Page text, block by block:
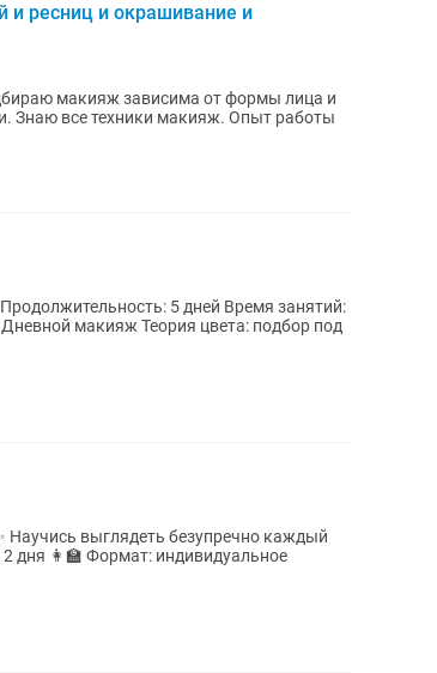
и ресниц и окрашивание и
макияж зависима от формы лица и
Знаю все техники макияж. Опыт работы
5 дней Время занятий:
макияж Теория цвета: подбор под
выглядеть безупречно каждый